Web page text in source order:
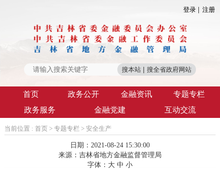
登录 注册
首页 政务公开 金融资讯
专题专栏
政务服务
金融党建 互动交流
当前位置 : 首页 > 专题专栏 > 安全生产
日期：2021-08-24 15:30:00
来源： 吉林省地方金融监督管理局
字体： 大 中 小